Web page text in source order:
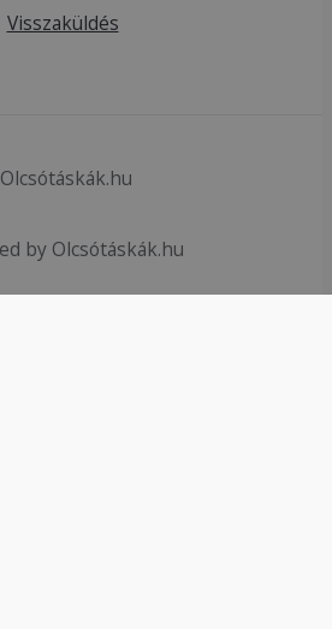
Visszaküldés
by Olcsótáskák.hu